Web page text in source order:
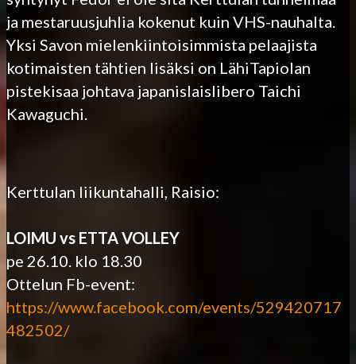
ja mestaruusjuhlia kokenut kuin VHS-nauhalta.
Yksi Savon mielenkiintoisimmista pelaajista
kotimaisten tähtien lisäksi on LähiTapiolan
pistekisaa johtava japanislaislibero Taichi
Kawaguchi.
Kerttulan liikuntahalli, Raisio:
LOIMU vs ETTA VOLLEY
pe 26.10. klo 18.30
Ottelun Fb-event:
https://www.facebook.com/events/529420717
482502/